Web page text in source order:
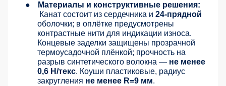
●
Материалы и конструктивные решения:
Канат состоит из сердечника и 24-прядной
оболочки; в оплётке предусмотрены
контрастные нити для индикации износа.
Концевые заделки защищены прозрачной
термоусадочной плёнкой; прочность на
разрыв синтетического волокна — не менее
0,6 Н/текс. Коуши пластиковые, радиус
закругления не менее R=9 мм.